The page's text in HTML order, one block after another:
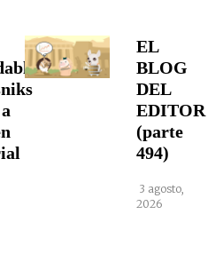
EL
BLOG
DEL
EDITOR
(parte
494)
3 agosto,
2026